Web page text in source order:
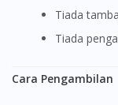
Tiada
Tiada
Cara Pengambilan